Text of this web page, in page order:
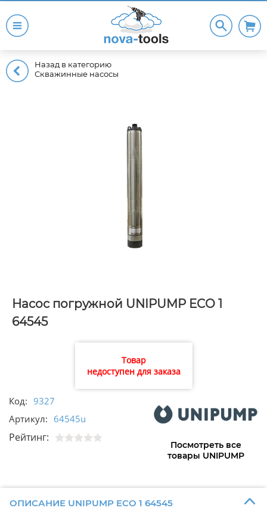
Назад в категорию
Скважинные насосы
Насос погружной UNIPUMP ECO 1
64545
Товар
недоступен для заказа
Код: 9327
Артикул: 64545u
Рейтинг:
Посмотреть все
товары UNIPUMP
ОПИСАНИЕ UNIPUMP ECO 1 64545